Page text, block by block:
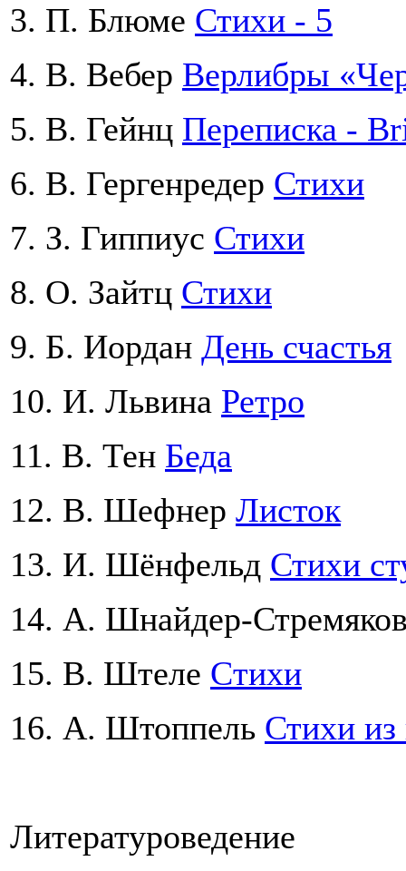
3. П. Блюме Стихи - 5
4. В. Вебер Верлибры
5. В. Гейнц Переписка -
6. В. Гергенредер Стихи
7. З. Гиппиус Стихи
8. О. Зайтц Стихи
9. Б. Иордан День счастья
10. И. Львина Ретро
11. В. Тен Беда
12. В. Шефнер Листок
13. И. Шёнфельд Стихи
14. А. Шнайдер-
15. В. Штеле Cтихи
16. А. Штоппель Стихи
Литературоведение